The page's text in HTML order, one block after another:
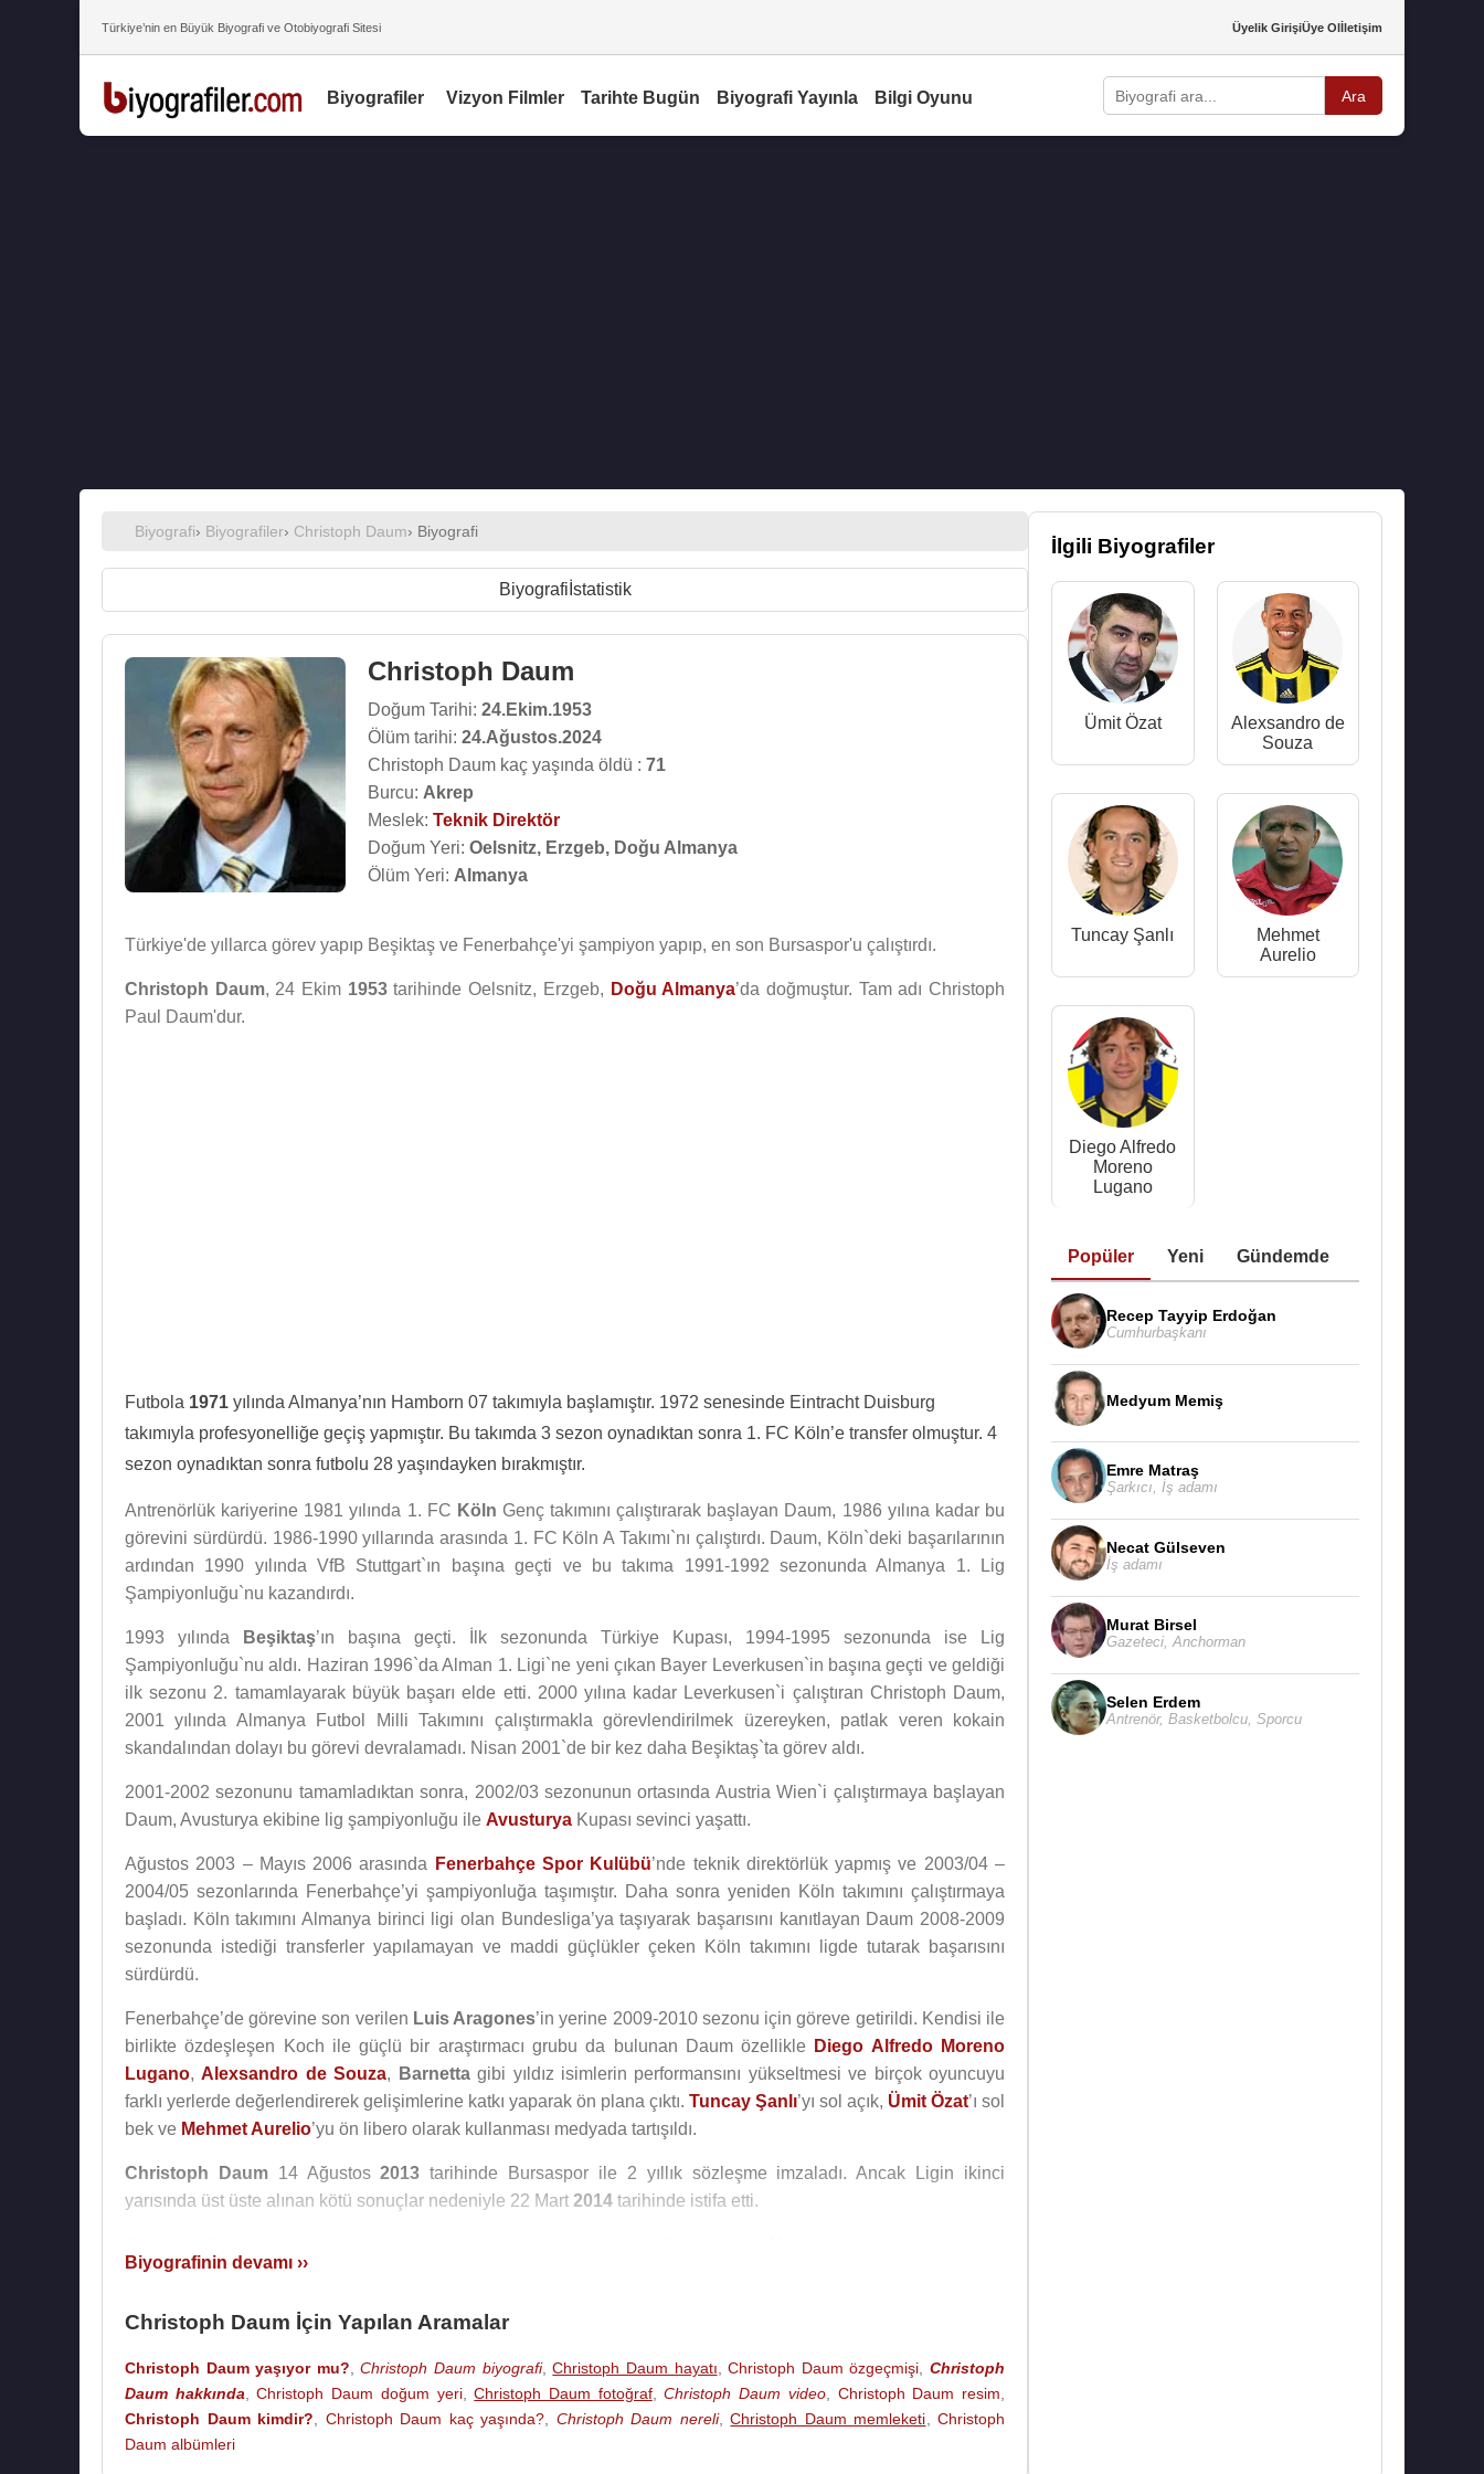
Türkiye’nin en Büyük Biyografi ve Otobiyografi Sitesi Üyelik GirişiÜye Olİletişim
Biyografiler Vizyon Filmler Tarihte Bugün Biyografi Yayınla Bilgi Oyunu Ara
Biyografi› Biyografiler› Christoph Daum› Biyografi
Biyografi İstatistik
Christoph Daum
Doğum Tarihi: 24.Ekim.1953
Ölüm tarihi: 24.Ağustos.2024
Christoph Daum kaç yaşında öldü : 71
Burcu: Akrep
Meslek: Teknik Direktör
Doğum Yeri: Oelsnitz, Erzgeb, Doğu Almanya
Ölüm Yeri: Almanya
Türkiye'de yıllarca görev yapıp Beşiktaş ve Fenerbahçe'yi şampiyon yapıp, en son Bursaspor'u çalıştırdı.
Christoph Daum, 24 Ekim 1953tarihinde Oelsnitz, Erzgeb, Doğu Almanya’da doğmuştur. Tam adı Christoph
Paul Daum'dur.
Futbola 1971 yılında Almanya’nın Hamborn 07 takımıyla başlamıştır. 1972 senesinde Eintracht Duisburg
takımıyla profesyonelliğe geçiş yapmıştır. Bu takımda 3 sezon oynadıktan sonra 1. FC Köln’e transfer olmuştur. 4
sezon oynadıktan sonra futbolu 28 yaşındayken bırakmıştır.
Antrenörlük kariyerine 1981 yılında 1. FC Köln Genç takımını çalıştırarak başlayan Daum, 1986 yılına kadar bu
görevini sürdürdü. 1986-1990 yıllarında arasında 1. FC Köln A Takımı`nı çalıştırdı. Daum, Köln`deki başarılarının
ardından 1990 yılında VfB Stuttgart`ın başına geçti ve bu takıma 1991-1992 sezonunda Almanya 1. Lig
Şampiyonluğu`nu kazandırdı.
1993 yılında Beşiktaş’ın başına geçti. İlk sezonunda Türkiye Kupası, 1994-1995 sezonunda ise Lig
Şampiyonluğu`nu aldı. Haziran 1996`da Alman 1. Ligi`ne yeni çıkan Bayer Leverkusen`in başına geçti ve geldiği
ilk sezonu 2. tamamlayarak büyük başarı elde etti. 2000 yılına kadar Leverkusen`i çalıştıran Christoph Daum,
2001 yılında Almanya Futbol Milli Takımını çalıştırmakla görevlendirilmek üzereyken, patlak veren kokain
skandalından dolayı bu görevi devralamadı. Nisan 2001`de bir kez daha Beşiktaş`ta görev aldı.
2001-2002 sezonunu tamamladıktan sonra, 2002/03 sezonunun ortasında Austria Wien`i çalıştırmaya başlayan
Daum, Avusturya ekibine lig şampiyonluğu ile Avusturya Kupası sevinci yaşattı.
Ağustos 2003 – Mayıs 2006 arasında Fenerbahçe Spor Kulübü’nde teknik direktörlük yapmış ve 2003/04 –
2004/05 sezonlarında Fenerbahçe’yi şampiyonluğa taşımıştır. Daha sonra yeniden Köln takımını çalıştırmaya
başladı. Köln takımını Almanya birinci ligi olan Bundesliga’ya taşıyarak başarısını kanıtlayan Daum 2008-2009
sezonunda istediği transferler yapılamayan ve maddi güçlükler çeken Köln takımını ligde tutarak başarısını
sürdürdü.
Fenerbahçe’de görevine son verilen Luis Aragones’in yerine 2009-2010 sezonu için göreve getirildi. Kendisi ile
birlikte özdeşleşen Koch ile güçlü bir araştırmacı grubu da bulunan Daum özellikle
Diego Alfredo Moreno
Lugano,Alexsandro de Souza, Barnettagibi yıldız isimlerin performansını yükseltmesi ve birçok oyuncuyu
farklı yerlerde değerlendirerek gelişimlerine katkı yaparak ön plana çıktı. Tuncay Şanlı’yı sol açık, Ümit Özat’ı sol
bek ve Mehmet Aurelio’yu ön libero olarak kullanması medyada tartışıldı.
Christoph Daum14 Ağustos2013 tarihinde Bursaspor ile 2 yıllık sözleşme imzaladı. Ancak Ligin ikinci
yarısında üst üste alınan kötü sonuçlar nedeniyle 22 Mart 2014 tarihinde istifa etti.
Türk kızı Filiz Kulak ile evlendi.
Christoph Daum,2007yılında Angelica Camm ile evlendi.
20 Ekim 2022 tarihinde Christoph Daum, kendisine akciğer kanseri teşhisi konulduğunu duyurdu.
Uzun süredir kanser tedavisi gören Christoph Daum, 24 Ağustos 2024 tarihindeAlmanya'da 71 yaşında öldü.
Profesyonel Futbol Kariyeri :
Biyografinin devamı ››
Christoph Daum İçin Yapılan Aramalar
Christoph Daum yaşıyor mu? ,Christoph Daum biyografi,Christoph Daum hayatı ,Christoph Daum özgeçmişi ,Christoph
Daum hakkında ,Christoph Daum doğum yeri,Christoph Daum fotoğraf,Christoph Daum video, Christoph Daum resim
Christoph Daum kimdir?
Christoph Daum kaç yaşında? Christoph Daum nereli,Christoph Daum memleketi ,Christoph
Daum albümleri
İlgili Biyografiler
Ümit Özat
Alexsandro de
Souza
Tuncay Şanlı
Mehmet
Aurelio
Diego Alfredo
Moreno
Lugano
Popüler Yeni Gündemde
Recep Tayyip Erdoğan
Cumhurbaşkanı
Medyum Memiş
Emre Matraş
Şarkıcı İş adamı
Necat Gülseven
İş adamı
Murat Birsel
Gazeteci Anchorman
Selen Erdem
Antrenör, Basketbolcu Sporcu